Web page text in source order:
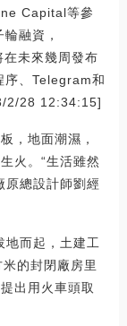
Capital等參
融資，
未來幾周發布
序、Telegram和
2/28 12:34:15]
，地面潮濕，
火。“生活雖然
原總設計師劉經
地而起，土建工
的封閉廠房里
出用火車頭取